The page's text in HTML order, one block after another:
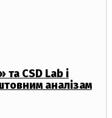
CSD Lab і
аналізам